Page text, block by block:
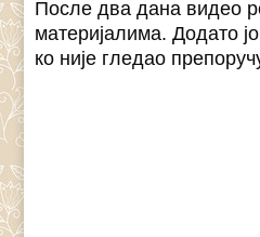
После два дана видео
материјалима. Додато
ко није гледао